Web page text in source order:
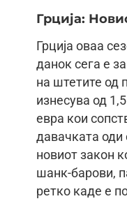
Грција:
Грција оваа
данок сега е
на штетите од
изнесува од
евра кои
давачката оди
новиот закон
шанк-барови,
ретко каде е